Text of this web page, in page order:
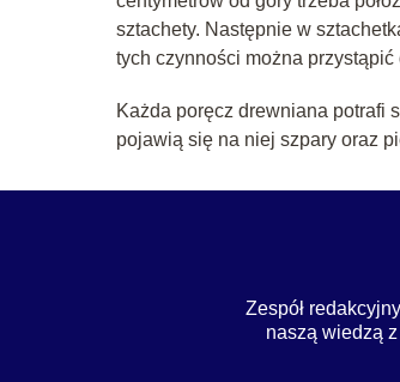
sztachety. Następnie w
tych czynności można przystąpić
Każda poręcz drewniana potrafi
pojawią się na niej szpary oraz
Zespół
naszą wiedzą